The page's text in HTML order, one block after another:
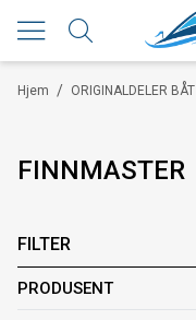
/
Hjem ORIGINALDELER BÅT
FINNMASTER
FILTER
PRODUSENT